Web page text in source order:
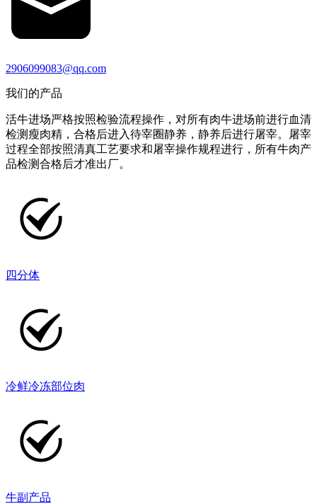
2906099083@qq.com
我们的产品
活牛进场严格按照检验流程操作，对所有肉牛进场前进行血清
检测瘦肉精，合格后进入待宰圈静养，静养后进行屠宰。屠宰
过程全部按照清真工艺要求和屠宰操作规程进行，所有牛肉产
品检测合格后才准出厂。
四分体
冷鲜冷冻部位肉
牛副产品